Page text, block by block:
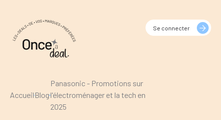
Accueil Blog
Panasonic - Promotions sur
l'électroménager et la tech en
2025
Se connecter